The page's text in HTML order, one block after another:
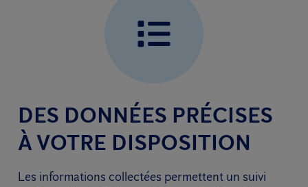
DES DONNÉES PRÉCISES
À VOTRE DISPOSITION
Les informations collectées permettent un suivi